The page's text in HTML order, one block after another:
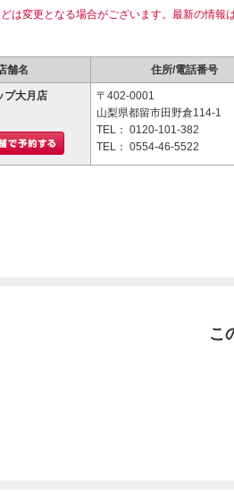
は変更となる場合がございます。最新の情報
舗名 住所/電話番号
プ大月店
〒402-0001
山梨県都留市田野倉114-1
TEL： 0120-101-382
TEL： 0554-46-5522
こ